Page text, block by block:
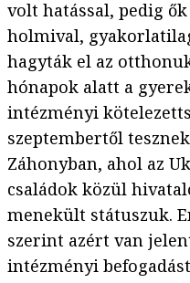
volt hatással, pedig
holmival,
hagyták el az
hónapok alatt a
intézményi
szeptembertől
Záhonyban, ahol az
családok közül
menekült státuszuk.
szerint azért van
intézményi